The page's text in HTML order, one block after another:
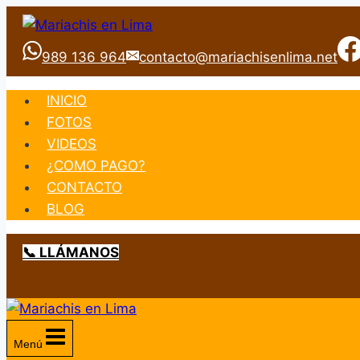
Saltar
contenido989 136 964 contacto@mariachisenlima.net
INICIO
FOTOS
VIDEOS
¿COMO PAGO?
CONTACTO
BLOG
📞 LLÁMANOS
Menú